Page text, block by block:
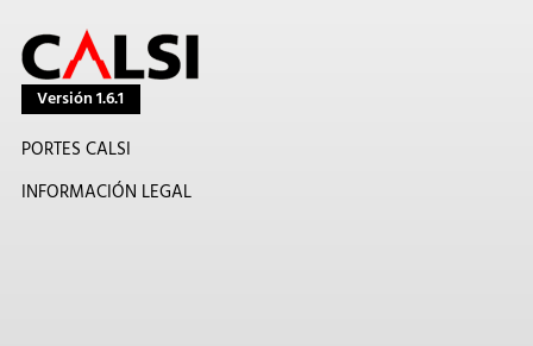
Versión 1.6.1
PORTES CALSI
INFORMACIÓN LEGAL